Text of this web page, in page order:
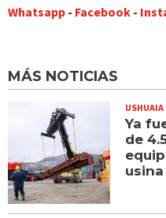
Whatsapp - Facebook -
MÁS NOTICIAS
USHUAIA
Ya
de